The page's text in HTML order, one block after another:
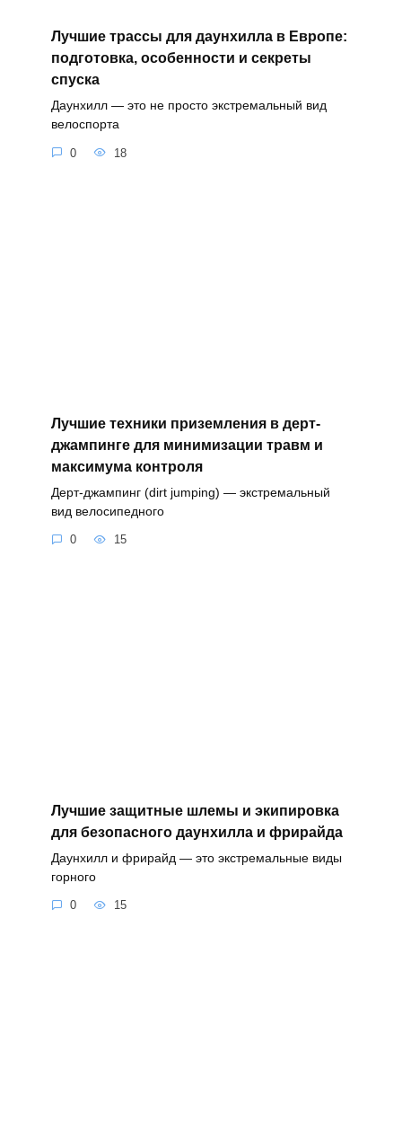
Лучшие трассы для даунхилла в Европе:
подготовка, особенности и секреты
спуска
Даунхилл — это не просто экстремальный вид
велоспорта
0 18
Лучшие техники приземления в дерт-
джампинге для минимизации травм и
максимума контроля
Дерт-джампинг (dirt jumping) — экстремальный
вид велосипедного
0 15
Лучшие защитные шлемы и экипировка
для безопасного даунхилла и фрирайда
Даунхилл и фрирайд — это экстремальные виды
горного
0 15